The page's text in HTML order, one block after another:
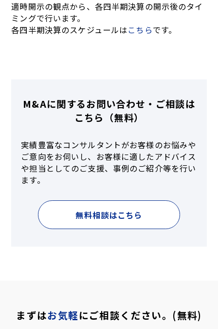
適時開示の観点から、各四半期決算の開示後のタイ
ミングで行います。
各四半期決算のスケジュールはこちらです。
M&Aに関するお問い合わせ・ご相談は
こちら（無料）
実績豊富なコンサルタントがお客様のお悩みや
ご意向をお伺いし、お客様に適したアドバイス
や担当としてのご支援、事例のご紹介等を行い
ます。
無料相談はこちら
まずはお気軽にご相談ください。(無料)